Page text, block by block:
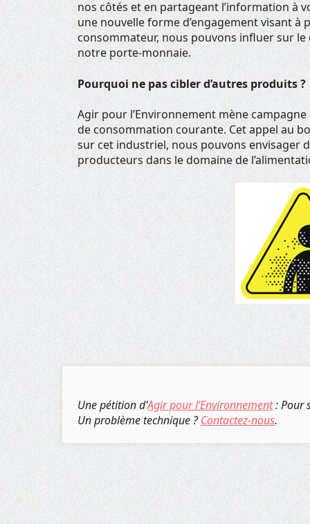
nos côtés et en partageant l’information à
une nouvelle forme d’engagement visant
consommateur, nous pouvons influer sur
notre porte-monnaie.
Pourquoi ne pas cibler d’autres produits ?
Agir pour l’Environnement mène
de consommation courante. Cet appel au
sur cet industriel, nous pouvons envisager
producteurs dans le domaine de
Une pétition d'Agir pour l’Environnement: Pour
Un problème technique ?Contactez-nous.